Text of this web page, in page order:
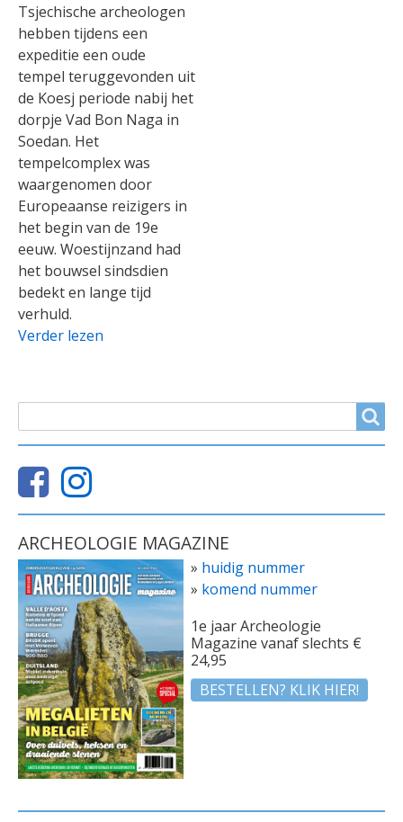
Tsjechische archeologen
hebben tijdens een
expeditie een oude
tempel teruggevonden uit
de Koesj periode nabij het
dorpje Vad Bon Naga in
Soedan. Het
tempelcomplex was
waargenomen door
Europeaanse reizigers in
het begin van de 19e
eeuw. Woestijnzand had
het bouwsel sindsdien
bedekt en lange tijd
verhuld.
Verder lezen
ARCHEOLOGIE MAGAZINE
» huidig nummer
» komend nummer
1e jaar Archeologie
Magazine vanaf slechts €
24,95
BESTELLEN? KLIK HIER!